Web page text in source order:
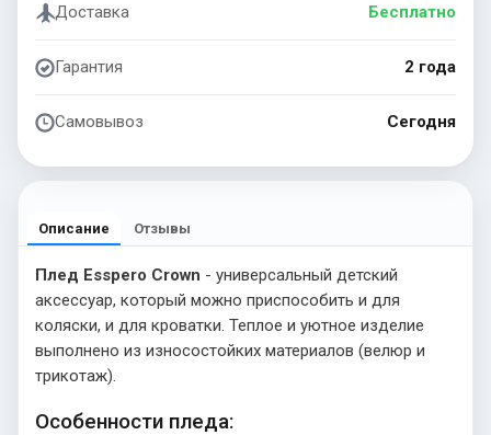
Доставка Бесплатно
Гарантия 2 года
Самовывоз Сегодня
Описание Отзывы
Плед Esspero Crown - универсальный детский
аксессуар, который можно приспособить и для
коляски, и для кроватки. Теплое и уютное изделие
выполнено из износостойких материалов (велюр и
трикотаж).
Особенности пледа: